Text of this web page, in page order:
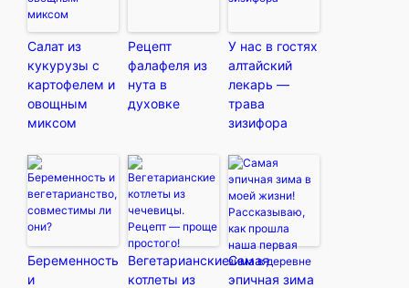
Салат из
кукурузы с
картофелем и
овощным
миксом
Рецепт
фалафеля из
нута в
духовке
У нас в гостях
алтайский
лекарь —
трава
зизифора
Беременность
и
Вегетарианские
котлеты из
Самая
эпичная зима